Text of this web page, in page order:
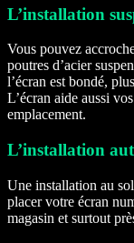
L’installation
Vous pouvez
poutres d’acier
l’écran est bondé,
L’écran aide aussi
emplacement.
L’installation
Une installation au
placer votre écran
magasin et surtout